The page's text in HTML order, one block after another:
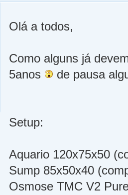
Olá a todos,
Como alguns já
5anos
de pausa
Setup:
Aquario 120x75x50
Sump 85x50x40
Osmose TMC V2